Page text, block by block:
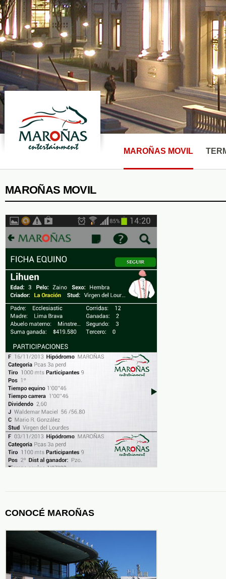
MAROÑAS MOVIL
MAROÑAS MOVIL
CONOCÉ MAROÑAS